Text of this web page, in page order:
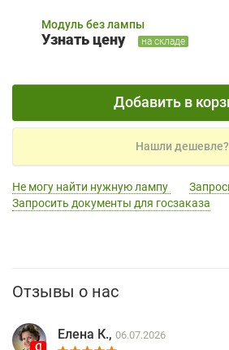
Модуль без лампы
Узнать цену на складе
Добавить в
Нашли дешевле?
Не могу найти нужную лампу
Запросить документы для госзаказа
Отзывы о нас
Елена К., 06.07.2026